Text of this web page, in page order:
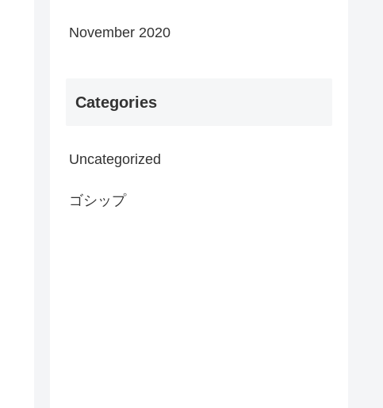
November 2020
Categories
Uncategorized
ゴシップ